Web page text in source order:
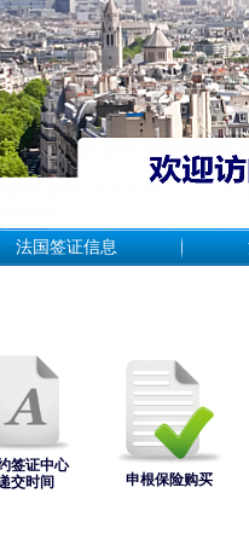
法国签证信息
签证中心
交时间
申根保险购买